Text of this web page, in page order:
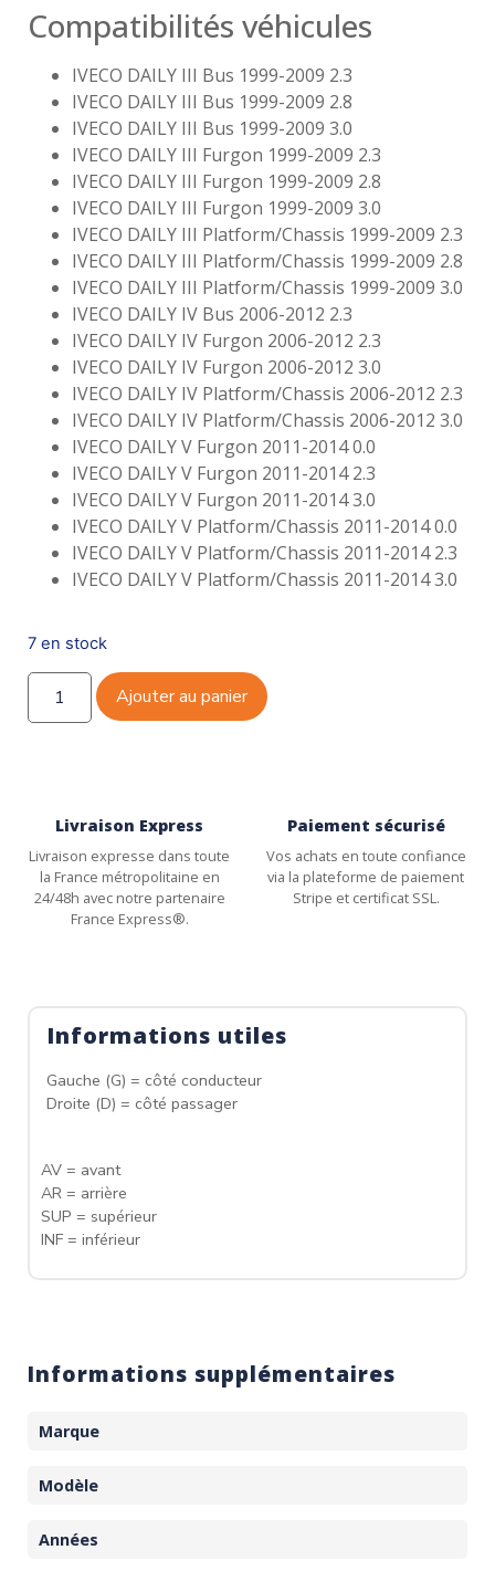
Compatibilités véhicules
IVECO DAILY III Bus 1999-2009 2.3
IVECO DAILY III Bus 1999-2009 2.8
IVECO DAILY III Bus 1999-2009 3.0
IVECO DAILY III Furgon 1999-2009 2.3
IVECO DAILY III Furgon 1999-2009 2.8
IVECO DAILY III Furgon 1999-2009 3.0
IVECO DAILY III Platform/Chassis 1999-2009 2.3
IVECO DAILY III Platform/Chassis 1999-2009 2.8
IVECO DAILY III Platform/Chassis 1999-2009 3.0
IVECO DAILY IV Bus 2006-2012 2.3
IVECO DAILY IV Furgon 2006-2012 2.3
IVECO DAILY IV Furgon 2006-2012 3.0
IVECO DAILY IV Platform/Chassis 2006-2012 2.3
IVECO DAILY IV Platform/Chassis 2006-2012 3.0
IVECO DAILY V Furgon 2011-2014 0.0
IVECO DAILY V Furgon 2011-2014 2.3
IVECO DAILY V Furgon 2011-2014 3.0
IVECO DAILY V Platform/Chassis 2011-2014 0.0
IVECO DAILY V Platform/Chassis 2011-2014 2.3
IVECO DAILY V Platform/Chassis 2011-2014 3.0
7 en stock
Ajouter au panier
Livraison Express
Livraison expresse dans toute
la France métropolitaine en
24/48h avec notre partenaire
France Express®.
Paiement sécurisé
Vos achats en toute confiance
via la plateforme de paiement
Stripe et certificat SSL.
Informations utiles
Gauche (G) = côté conducteur
Droite (D) = côté passager
AV = avant
AR = arrière
SUP = supérieur
INF = inférieur
Informations supplémentaires
Marque
Modèle
Années